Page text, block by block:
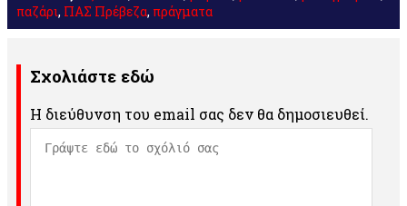
παζάρι, ΠΑΣ Πρέβεζα, πράγματα
Σχολιάστε εδώ
Η διεύθυνση του email σας δεν θα δημοσιευθεί.